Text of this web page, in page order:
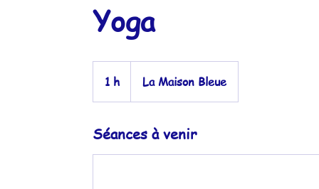
Yoga
1 h La Maison Bleue
Séances à venir